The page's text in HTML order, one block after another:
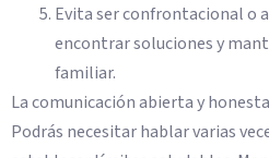
Evita ser confrontacional o
encontrar soluciones y
familiar.
La comunicación abierta y
Podrás necesitar hablar varias